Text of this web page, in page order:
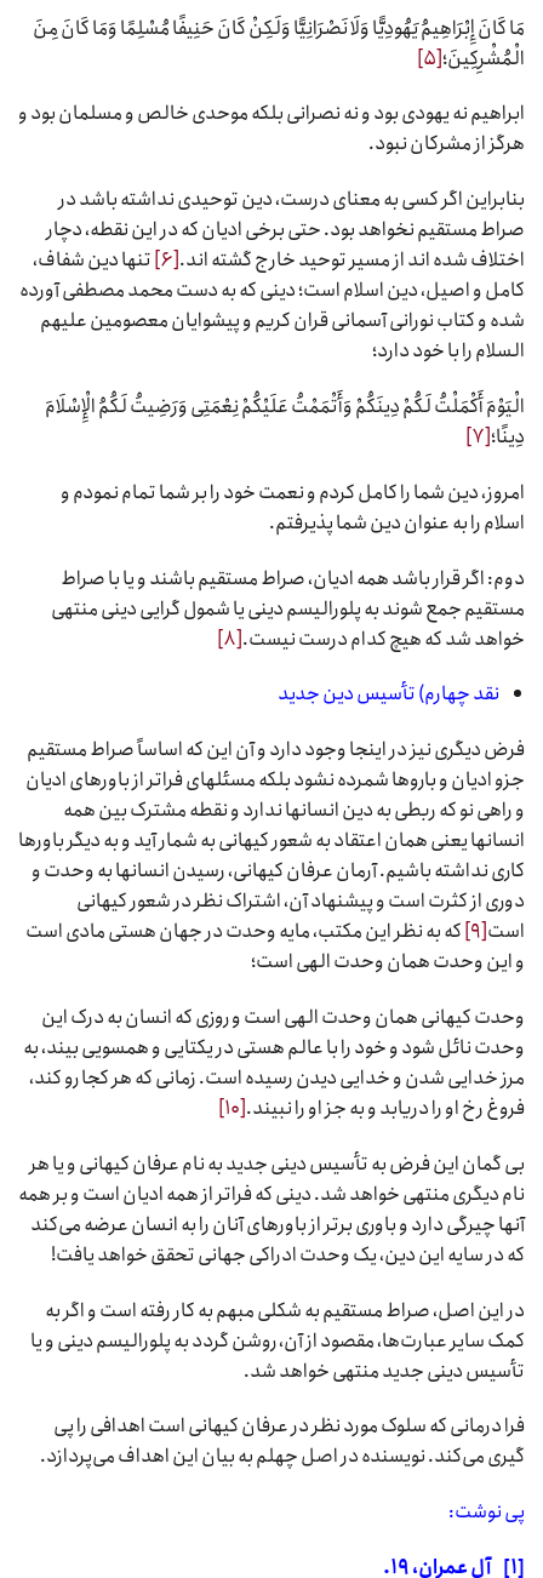
مَا کَانَ إِبْرَاهِیمُ یَهُودِیًّا وَلَا نَصْرَانِیًّا وَلَکِنْ کَانَ حَنِیفًا مُسْلِمًا وَمَا کَانَ مِنَ
الْمُشْرِکِینَ؛[۵]
ابراهیم نه یهودی بود و نه نصرانی بلکه موحدی خالص و مسلمان بود و
هرگز از مشرکان نبود.
بنابراین اگر کسی به معنای درست، دین توحیدی نداشته باشد در
صراط مستقیم نخواهد بود. حتی برخی ادیان که در این نقطه، دچار
اختلاف شده اند از مسیر توحید خارج گشته اند.[۶]
تنها دین شفاف،
کامل و اصیل، دین اسلام است؛ دینی که به دست محمد مصطفی آورده
شده و کتاب نورانی آسمانی قران کریم و پیشوایان معصومین علیهم
السلام را با خود دارد؛
الْیَوْمَ أَکْمَلْتُ لَکُمْ دِینَکُمْ وَأَتْمَمْتُ عَلَیْکُمْ نِعْمَتِی وَرَضِیتُ لَکُمُ الْإِسْلَامَ
دِینًا؛[۷]
امروز، دین شما را کامل کردم و نعمت خود را بر شما تمام نمودم و
اسلام را به عنوان دین شما پذیرفتم.
دوم: اگر قرار باشد همه ادیان، صراط مستقیم باشند و یا با صراط
مستقیم جمع شوند به پلورالیسم دینی یا شمول گرایی دینی منتهی
خواهد شد که هیچ کدام درست نیست.[۸]
نقد چهارم) تأسیس دین جدید
فرض دیگری نیز در اینجا وجود دارد و آن این که اساساً صراط مستقیم
جزو ادیان و باروها شمرده نشود بلکه مسئلهای فراتر از باورهای ادیان
و راهی نو که ربطی به دین انسانها ندارد و نقطه مشترک بین همه
انسانها یعنی همان اعتقاد به شعور کیهانی به شمار آید و به دیگر باورها
کاری نداشته باشیم. آرمان عرفان کیهانی، رسیدن انسانها به وحدت و
دوری از کثرت است و پیشنهاد آن، اشتراک نظر در شعور کیهانی
است[۹]
که به نظر این مکتب، مایه وحدت در جهان هستی مادی است
و این وحدت همان وحدت الهی است؛
وحدت کیهانی همان وحدت الهی است و روزی که انسان به درک این
وحدت نائل شود و خود را با عالم هستی در یکتایی و همسویی بیند، به
مرز خدایی شدن و خدایی دیدن رسیده است. زمانی که هر کجا رو کند،
فروغ رخ او را دریابد و به جز او را نبیند.[۱۰]
بی گمان این فرض به تأسیس دینی جدید به نام عرفان کیهانی و یا هر
نام دیگری منتهی خواهد شد. دینی که فراتر از همه ادیان است و بر همه
آنها چیرگی دارد و باوری برتر از باورهای آنان را به انسان عرضه می‌کند
که در سایه این دین، یک وحدت ادراکی جهانی تحقق خواهد یافت!
در این اصل، صراط مستقیم به شکلی مبهم به کار رفته است و اگر به
کمک سایر عبارت‌ها، مقصود از آن، روشن گردد به پلورالیسم دینی و یا
تأسیس دینی جدید منتهی خواهد شد.
فرا درمانی که سلوک مورد نظر در عرفان کیهانی است اهدافی را پی
گیری می‌کند. نویسنده در اصل چهلم به بیان این اهداف می‌پردازد.
پی نوشت:
[۱]
آل عمران،۱۹.